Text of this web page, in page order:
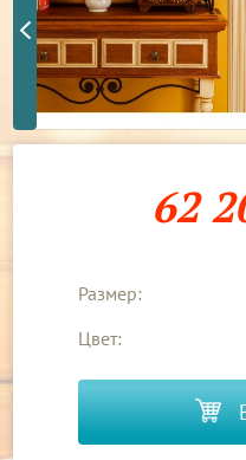
62
Размер:
Цвет: